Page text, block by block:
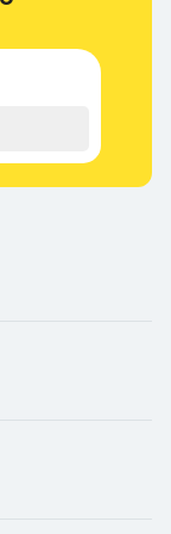
выбор
ценам
Балашиха,
Красногорск,
Жуковский,
Видное,
Дубна, Егорьевск,
Искитим,